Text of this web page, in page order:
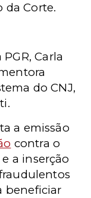
Corte.
Carla
do CNJ,
a emissão
contra o
a inserção
beneficiar